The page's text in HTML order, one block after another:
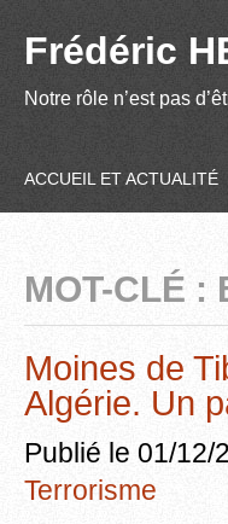
Frédéric
Notre rôle n’est pas
ACCUEIL ET ACTUALITÉ
MOT-CLÉ :
Moines de
Algérie. Un
Publié le 01/12/
Terrorisme